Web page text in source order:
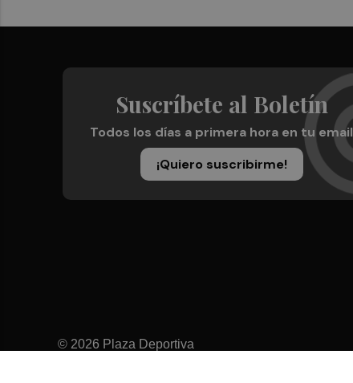
Suscríbete al Boletín
Todos los días a primera hora en tu email
¡Quiero suscribirme!
© 2026 Plaza Deportiva